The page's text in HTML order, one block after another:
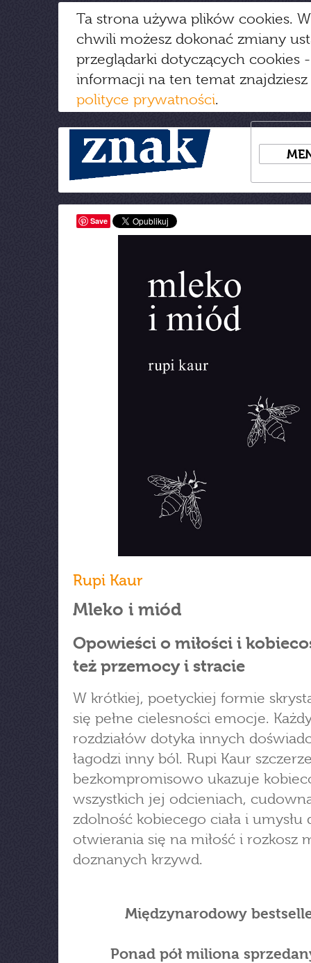
Ta strona używa plików cookies.
chwili możesz dokonać zmiany
przeglądarki dotyczących cookies
informacji na ten temat
polityce prywatności.
Save
Rupi Kaur
Mleko i miód
Opowieści o miłości i
też przemocy i stracie
W krótkiej, poetyckiej formie
się pełne cielesności emocje.
rozdziałów dotyka innych
łagodzi inny ból. Rupi Kaur
bezkompromisowo ukazuje
wszystkich jej odcieniach,
zdolność kobiecego ciała i umysłu
otwierania się na miłość i rozkosz
doznanych krzywd.
Międzynarodowy
Ponad pół miliona